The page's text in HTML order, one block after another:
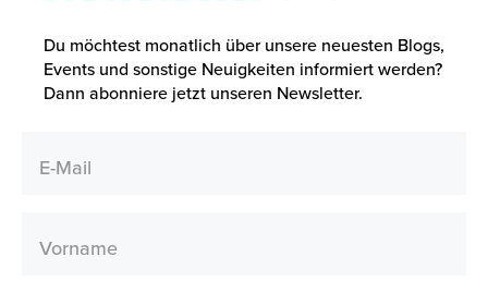
Du möchtest monatlich über unsere neuesten Blogs,
Events und sonstige Neuigkeiten informiert werden?
Dann abonniere jetzt unseren Newsletter.
E-Mail
Vorname